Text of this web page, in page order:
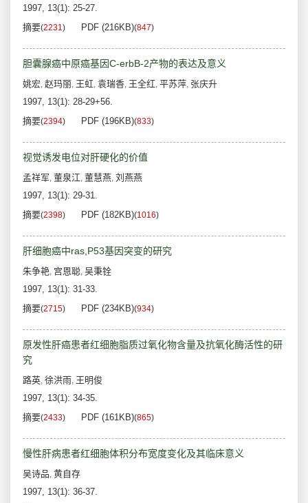
1997, 13(1): 25-27.
摘要(2231) PDF (216KB)(847)
胆囊腺癌中原癌基因C-erbB-2产物的表达及意义
姚宏, 赵玛丽, 王虹, 袁瑞香, 王全红, 平苏萍, 张庆升
1997, 13(1): 28-29+56.
摘要(2394) PDF (196KB)(833)
视觉诱发电位对肝硬化的价值
孟祥军, 董泉江, 董慧燕, 刘燕燕
1997, 13(1): 29-31.
摘要(2398) PDF (182KB)(1016)
肝细胞癌中ras,P53基因突变的研究
朱争艳, 宫恩聪, 吴秉铨
1997, 13(1): 31-33.
摘要(2715) PDF (234KB)(934)
原发性肝癌患者红细胞脂质过氧化物含量及抗氧化酶活性的研
究
路英, 徐洪雨, 王明俊
1997, 13(1): 34-35.
摘要(2433) PDF (161KB)(865)
慢性肝病患者红细胞体积分布宽度变化及其临床意义
吴诗品, 黄自存
1997, 13(1): 36-37.